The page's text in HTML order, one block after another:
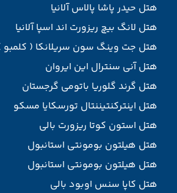
هتل حیدر پاشا پالاس آلانیا
هتل لانگ بیچ ریزورت اند اسپا آلانیا
هتل جت وینگ سون سریلانکا ( کلمبو
هتل آنی سنترال این ایروان
هتل گرند گلوریا باتومی گرجستان
هتل اینترکنتیننتال تورسکایا مسکو
هتل استون کوتا ریزورت بالی
هتل هیلتون بومونتی استانبول
هتل هیلتون بومونتی استانبول
هتل کاپا سنس اوبود بالی